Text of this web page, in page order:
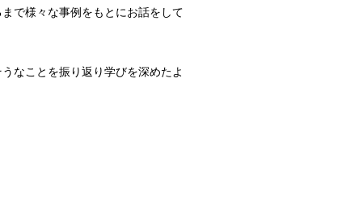
で様々な事例をもとにお話をして
なことを振り返り学びを深めたよ